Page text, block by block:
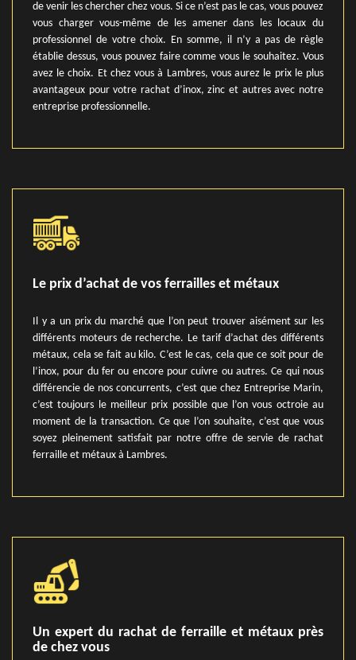
de venir les chercher chez vous. Si ce n’est pas le cas, vous pouvez
vous charger vous-même de les amener dans les locaux du
professionnel de votre choix. En somme, il n’y a pas de règle
établie dessus, vous pouvez faire comme vous le souhaitez. Vous
avez le choix. Et chez vous à Lambres, vous aurez le prix le plus
avantageux pour votre rachat d’inox, zinc et autres avec notre
entreprise professionnelle.
Le prix d’achat de vos ferrailles et métaux
Il y a un prix du marché que l’on peut trouver aisément sur les
différents moteurs de recherche. Le tarif d’achat des différents
métaux, cela se fait au kilo. C’est le cas, cela que ce soit pour de
l’inox, pour du fer ou encore pour cuivre ou autres. Ce qui nous
différencie de nos concurrents, c’est que chez Entreprise Marin,
c’est toujours le meilleur prix possible que l’on vous octroie au
moment de la transaction. Ce que l’on souhaite, c’est que vous
soyez pleinement satisfait par notre offre de servie de rachat
ferraille et métaux à Lambres.
Un expert du rachat de ferraille et métaux près
de chez vous